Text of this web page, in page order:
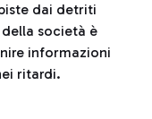
dai detriti
società è
informazioni
ritardi.